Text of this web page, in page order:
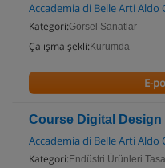
Accademia di Belle Arti Aldo
Kategori:Görsel Sanatlar
Çalışma şekli: Kurumda
E-
Course Digital
Accademia di Belle Arti Aldo
Kategori: Endüstri Ürünleri